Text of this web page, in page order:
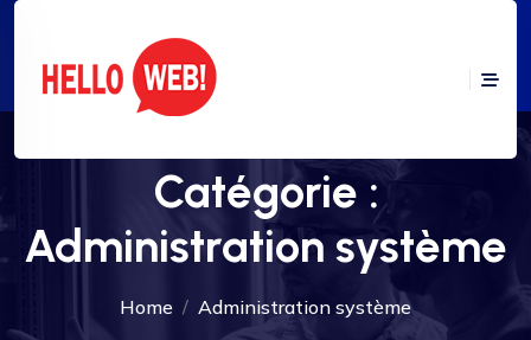
Catégorie :
Administration système
Home Administration système